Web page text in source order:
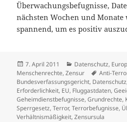
Überwachungsbefugnisse,
nächsten Wochen und
spannend, um es positiv
Veröffentlicht
am
7. April 2011 Kategorien
Datenschutz,
Menschenrechte,Zensur Anti-
Bundesverfassungsgericht, Datenschutz
Erforderlichkeit, EU, Fluggastdaten,
Geheimdienstbefugnisse,Grundrechte,
Sperrgesetz,Terror,Terrorbefugnisse,
Verhältnismäßigkeit,Zensursula